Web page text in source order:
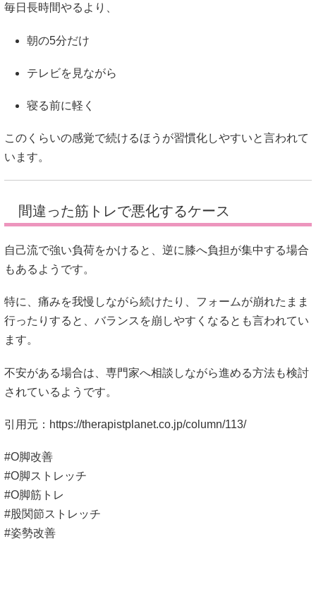
毎日長時間やるより、
朝の5分だけ
テレビを見ながら
寝る前に軽く
このくらいの感覚で続けるほうが習慣化しやすいと言われて
います。
間違った筋トレで悪化するケース
自己流で強い負荷をかけると、逆に膝へ負担が集中する場合
もあるようです。
特に、痛みを我慢しながら続けたり、フォームが崩れたまま
行ったりすると、バランスを崩しやすくなるとも言われてい
ます。
不安がある場合は、専門家へ相談しながら進める方法も検討
されているようです。
引用元： https://therapistplanet.co.jp/column/113/
#O脚改善
#O脚ストレッチ
#O脚筋トレ
#股関節ストレッチ
#姿勢改善